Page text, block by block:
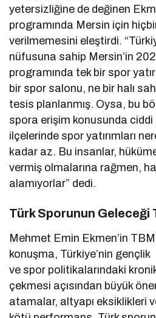
yetersizliğine de değinen
programında Mersin için
verilmemesini eleştirdi.
nüfusuna sahip Mersin’in
programında tek bir spor
bir spor salonu, ne bir halı
tesis planlanmış. Oysa, bu
spora erişim konusunda ciddi
ilçelerinde spor yatırımları
kadar az. Bu insanlar,
vermiş olmalarına rağmen,
alamıyorlar” dedi.
Türk Sporunun Geleceği
Mehmet Emin Ekmen’in
konuşma, Türkiye’nin gençlik
ve spor politikalarındaki
çekmesi açısından büyük
atamalar, altyapı eksiklikleri